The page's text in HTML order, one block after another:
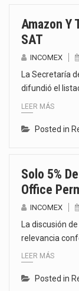
Amazon Y
SAT
INCOMEX
La Secretaría
difundió el
LEER MÁS
Posted in
Solo 5%
Office
INCOMEX
La discusión
relevancia
LEER MÁS
Posted in